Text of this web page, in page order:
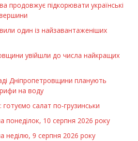
продовжує підкорювати українські
один із найзавантаженіших
увійшли до числа найкращих
Дніпропетровщини планують
на воду
готуємо салат по-грузинськи
понеділок, 10 серпня 2026 року
неділю, 9 серпня 2026 року